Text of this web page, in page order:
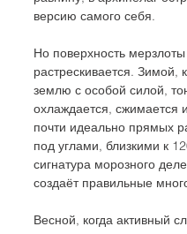
версию самого себя.
Но поверхность
растрескивается. Зимой,
землю с особой силой,
охлаждается,
почти идеально прямых
под углами, близкими к
сигнатура морозного
создаёт правильные
Весной, когда активный